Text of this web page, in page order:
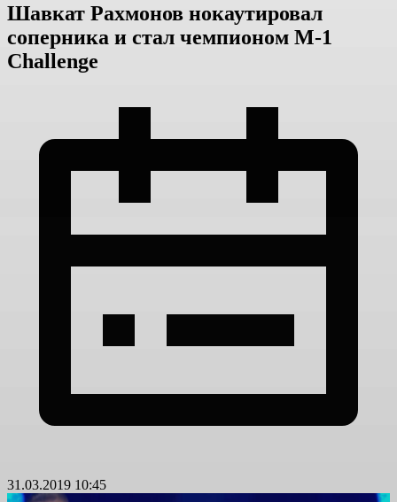
Шавкат Рахмонов нокаутировал
соперника и стал чемпионом М-1
Challenge
31.03.2019 10:45